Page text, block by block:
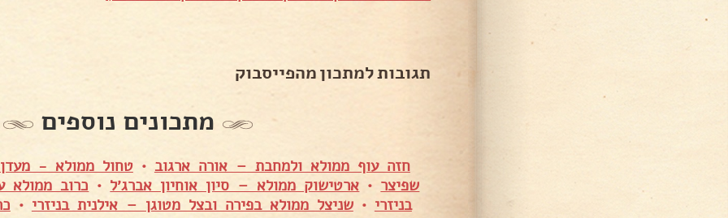
תגובות למתכון מהפייסבוק
מתכונים נוספים
חזה עוף ממולא ולמחבת – אורה ארגוב •טחול ממולא -
שפיצר • ארטישוק ממולא – סיון אוחיון אברג׳ל • כרוב ממולא
בניזרי •שניצל ממולא בפירה ובצל מטוגן – אילנית בניזרי •